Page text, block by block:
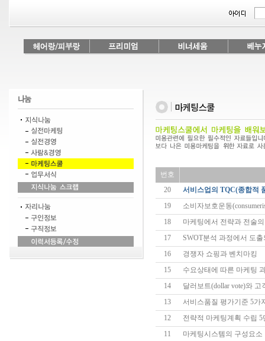
번호
20
서비스업의 TQC(종합적
19
소비자보호운동
18
마케팅에서 전략과 전술
17
SWOT분석 과정에서 도
16
경쟁자 쇼핑과 벤치마킹
15
수요상태에 따른 마케팅
14
달러보트(dollar vote)와
13
서비스품질 평가기준 5가
12
전략적 마케팅계획 수립 5
11
마케팅시스템의 구성요소